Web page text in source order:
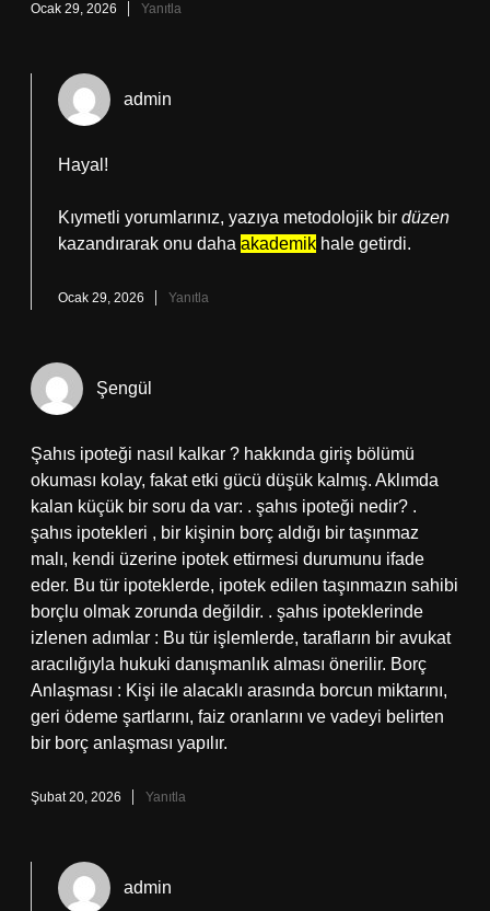
Ocak 29, 2026 Yanıtla
admin
Hayal!
Kıymetli yorumlarınız, yazıya metodolojik bir düzen
kazandırarak onu daha akademik hale getirdi.
Ocak 29, 2026 Yanıtla
Şengül
Şahıs ipoteği nasıl kalkar ? hakkında giriş bölümü
okuması kolay, fakat etki gücü düşük kalmış. Aklımda
kalan küçük bir soru da var: . şahıs ipoteği nedir? .
şahıs ipotekleri , bir kişinin borç aldığı bir taşınmaz
malı, kendi üzerine ipotek ettirmesi durumunu ifade
eder. Bu tür ipoteklerde, ipotek edilen taşınmazın sahibi
borçlu olmak zorunda değildir. . şahıs ipoteklerinde
izlenen adımlar : Bu tür işlemlerde, tarafların bir avukat
aracılığıyla hukuki danışmanlık alması önerilir. Borç
Anlaşması : Kişi ile alacaklı arasında borcun miktarını,
geri ödeme şartlarını, faiz oranlarını ve vadeyi belirten
bir borç anlaşması yapılır.
Şubat 20, 2026 Yanıtla
admin